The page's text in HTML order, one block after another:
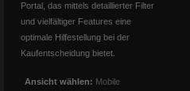
Portal, das mittels detaillierter Filter
und vielfältiger Features eine
optimale Hilfestellung bei der
Kaufentscheidung bietet.
Ansicht wählen: Mobile